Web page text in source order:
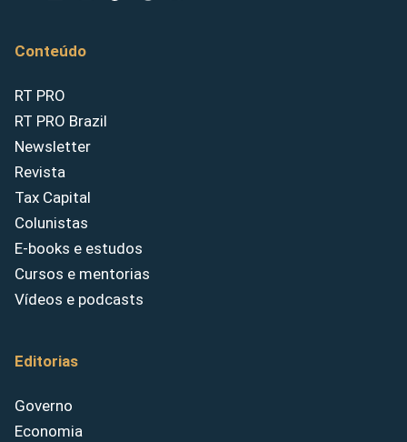
Conteúdo
RT PRO
RT PRO Brazil
Newsletter
Revista
Tax Capital
Colunistas
E-books e estudos
Cursos e mentorias
Vídeos e podcasts
Editorias
Governo
Economia